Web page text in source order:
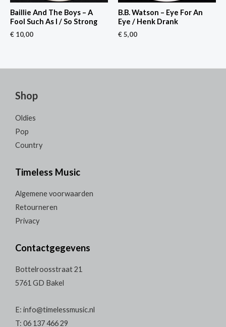
Baillie And The Boys – A
Fool Such As I / So Strong
€ 10,00
B.B. Watson – Eye For An
Eye / Henk Drank
€5,00
Shop
Oldies
Pop
Country
Timeless Music
Algemene voorwaarden
Retourneren
Privacy
Contactgegevens
Bottelroosstraat 21
5761 GD Bakel
E: info@timelessmusic.nl
T: 06 137 466 29